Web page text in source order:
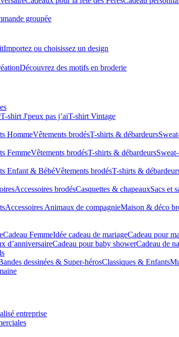
groupée
Importez ou choisissez un design
Découvrez des motifs en broderie
T-shirt J'peux pas j’aiT-shirt Vintage
HommeVêtements brodésT-shirts & débardeurs
FemmeVêtements brodésT-shirts & débardeurs
Enfant & BébéVêtements brodésT-shirts &
Accessoires brodésCasquettes & chapeauxSacs et
Accessoires Animaux de compagnieMaison & déco
Cadeau FemmeIdée cadeau de mariage​Cadeau pour
d’anniversaireCadeau pour baby showerCadeau de
dessinées & Super-hérosClassiques & Enfants
entreprise